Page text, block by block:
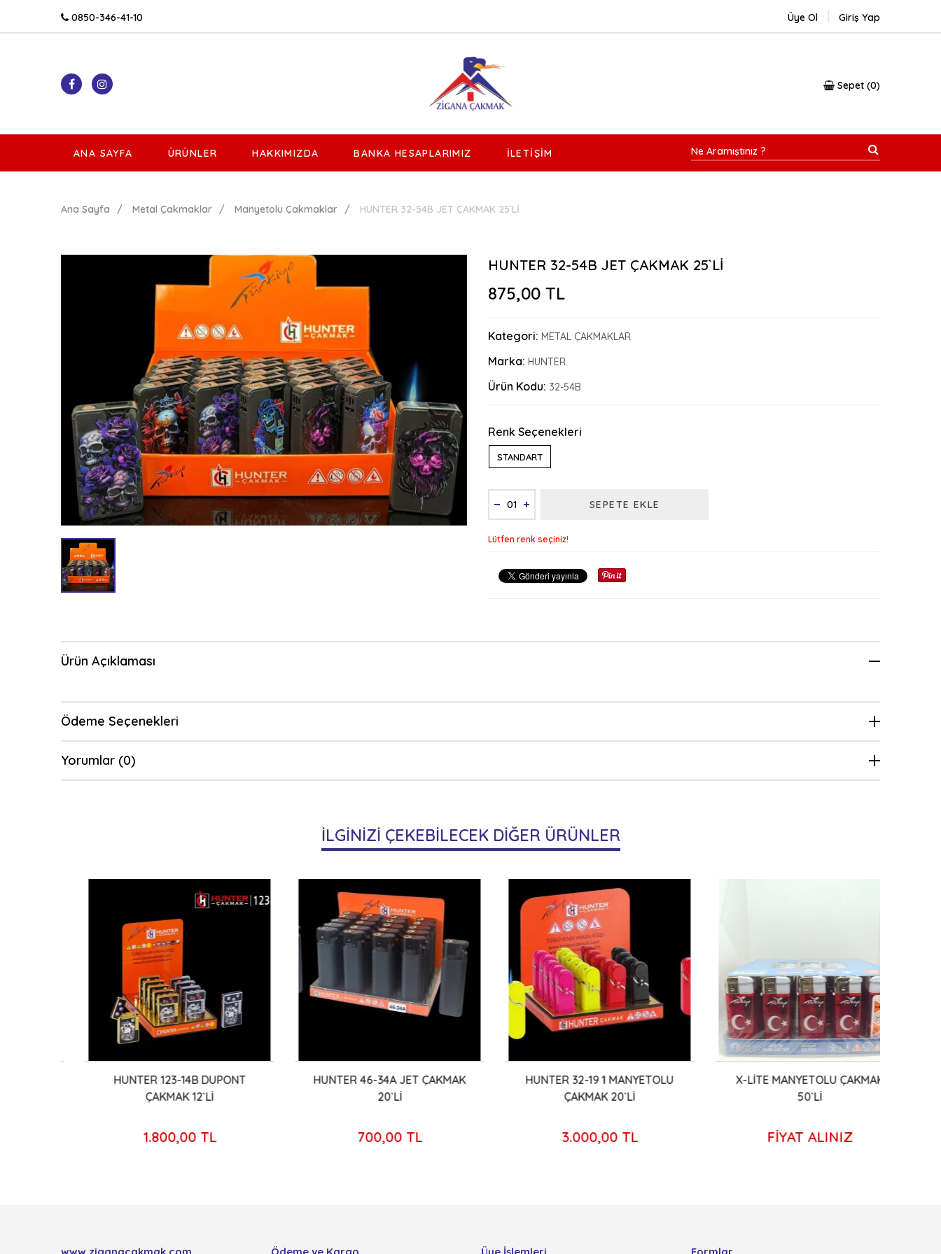
0850-346-41-10 Üye Ol Giriş Yap
Sepet 0
ANA SAYFA ÜRÜNLER HAKKIMIZDA BANKA HESAPLARIMIZ İLETIŞIM
Ana Sayfa Metal Çakmaklar Manyetolu Çakmaklar HUNTER 32-54B JET ÇAKMAK 25`Lİ
HUNTER 32-54B JET ÇAKMAK 25`Lİ
875,00 TL
Kategori: METAL ÇAKMAKLAR
Marka: HUNTER
Ürün Kodu: 32-54B
Renk Seçenekleri
STANDART
SEPETE EKLE
Lütfen renk seçiniz!
Ürün Açıklaması
Ödeme Seçenekleri
Yorumlar (0)
İLGİNİZİ ÇEKEBİLECEK DİĞER ÜRÜNLER
HUNTER 123-14B DUPONT
ÇAKMAK 12`Lİ
1.800,00 TL
HUNTER 46-34A JET ÇAKMAK
700,00 TL
HUNTER 32-19 1 MANYETOLU
ÇAKMAK 20`Lİ
3.000,00 TL
X-LİTE MANYETOLU ÇAKMAK
50`Lİ
FİYAT ALINIZ